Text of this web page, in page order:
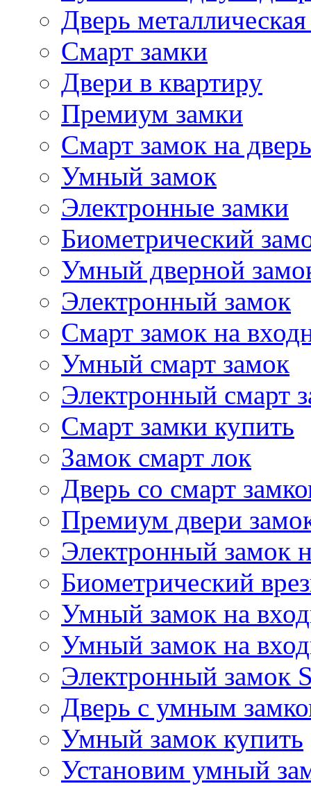
Дверь
Смарт замки
Двери в квартиру
Премиум замки
Смарт замок на дверь
Умный замок
Электронные замки
Биометрический
Умный дверной
Электронный замок
Смарт замок на
Умный смарт замок
Электронный смарт
Смарт замки купить
Замок смарт лок
Дверь со смарт
Премиум двери
Электронный замок
Биометрический
Умный замок на
Умный замок на
Электронный замок
Дверь с умным
Умный замок купить
Установим умный